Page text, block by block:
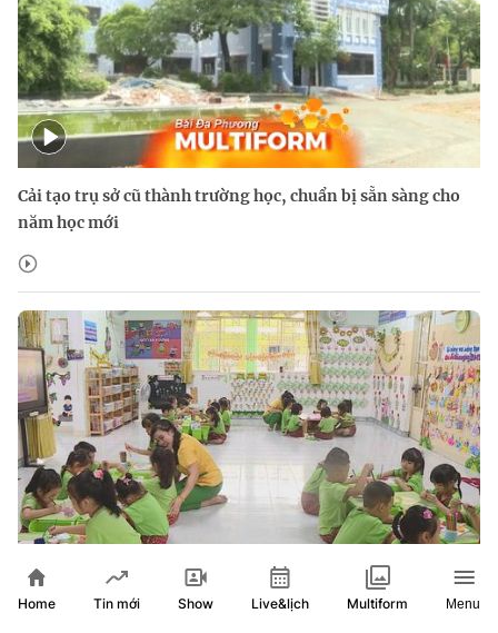
Cải tạo trụ sở cũ thành trường học, chuẩn bị sẵn sàng cho
năm học mới
Home Tin mới Show Live&lịch Multiform Menu